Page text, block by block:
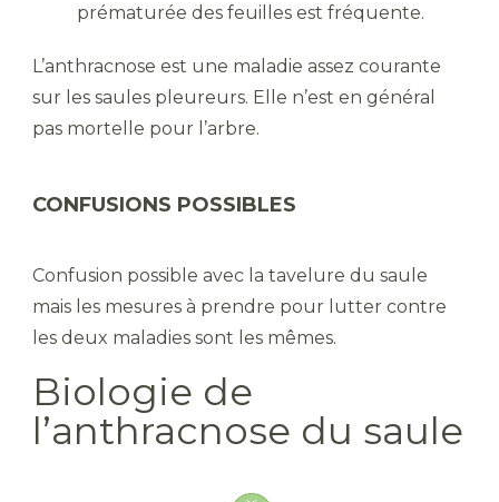
prématurée des feuilles est fréquente.
L’anthracnose est une maladie assez courante
sur les saules pleureurs. Elle n’est en général
pas mortelle pour l’arbre.
CONFUSIONS POSSIBLES
Confusion possible avec la tavelure du saule
mais les mesures à prendre pour lutter contre
les deux maladies sont les mêmes.
Biologie de
l’anthracnose du saule